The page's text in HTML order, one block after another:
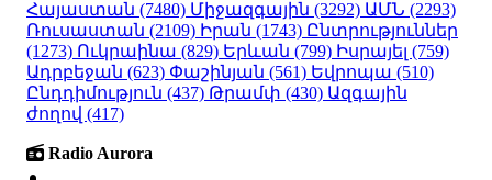
Հայաստան (7480) Միջազգային (3292) ԱՄՆ (2293)
Ռուսաստան (2109) Իրան (1743) Ընտրություններ
(1273) Ուկրաինա (829) Երևան (799) Իսրայել (759)
Ադրբեջան (623) Փաշինյան (561) Եվրոպա (510)
Ընդդիմություն (437) Թրամփ (430) Ազգային
ժողով (417)
Radio Aurora